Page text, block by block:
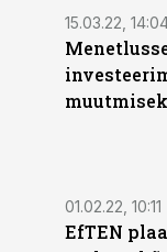
15.03.22,
01.02.22, 10:11
EfTEN